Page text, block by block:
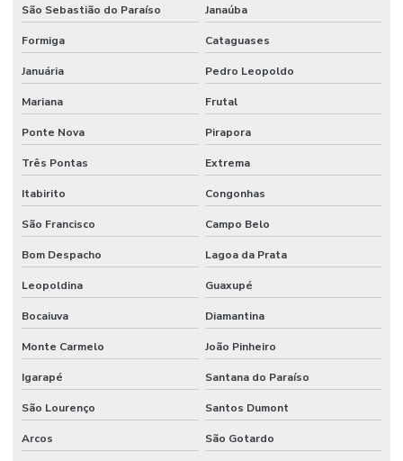
São Sebastião do Paraíso Janaúba
Formiga Cataguases
Januária Pedro Leopoldo
Mariana Frutal
Ponte Nova Pirapora
Três Pontas Extrema
Itabirito Congonhas
São Francisco Campo Belo
Bom Despacho Lagoa da Prata
Leopoldina Guaxupé
Bocaiuva Diamantina
Monte Carmelo João Pinheiro
Igarapé Santana do Paraíso
São Lourenço Santos Dumont
Arcos São Gotardo